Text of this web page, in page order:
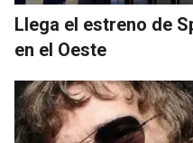
Llega el estreno de
en el Oeste